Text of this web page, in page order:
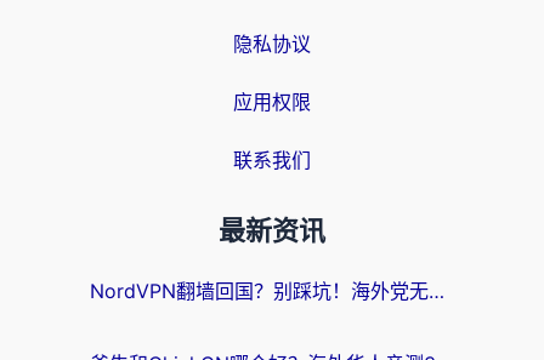
隐私协议
应用权限
联系我们
最新资讯
NordVPN翻墙回国？别踩坑！海外党无缝访问国内资源的真实指南